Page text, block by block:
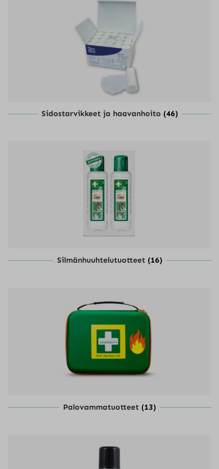
Sidostarvikkeet ja haavanhoito (46)
Silmänhuuhtelutuotteet (16)
Palovammatuotteet (13)